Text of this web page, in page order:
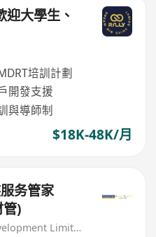
大學生、
培訓計劃
開發支援
與導師制
$18K-48K/月
务管家
)
Levin Human Resources Development Limited